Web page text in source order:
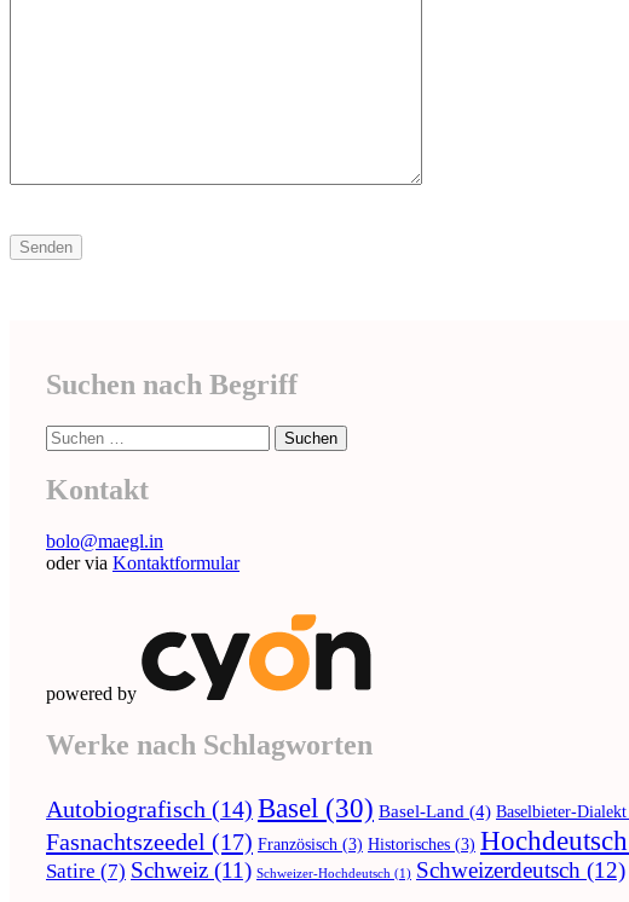
Suchen nach Begriff
Suche
nach:
Kontakt
bolo@maegl.in
oder via Kontaktformular
powered by
Werke nach Schlagworten
Autobiografisch (14) Basel (30) Basel-Land (4) Baselbieter-Dialekt
Fasnachtszeedel (17) Französisch (3) Historisches (3) Hochdeutsch
Satire (7) Schweiz (11) Schweizer-Hochdeutsch (1) Schweizerdeutsch (12)